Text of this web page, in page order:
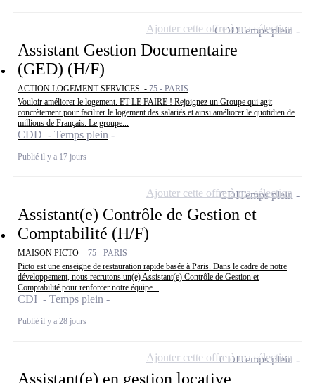
Assistant Gestion Documentaire
(GED) (H/F)
ACTION LOGEMENT SERVICES - 75 - PARIS
Vouloir améliorer le logement. ET LE FAIRE ! Rejoignez un Groupe qui agit
concrètement pour faciliter le logement des salariés et ainsi améliorer le quotidien de
millions de Français. Le groupe...
CDD - Temps plein
Publié il y a 17 jours
CDDTemps plein
Ajouter cette offre à ma sélection
Assistant(e) Contrôle de Gestion et
Comptabilité (H/F)
MAISON PICTO - 75 - PARIS
Picto est une enseigne de restauration rapide basée à Paris. Dans le cadre de notre
développement, nous recrutons un(e) Assistant(e) Contrôle de Gestion et
Comptabilité pour renforcer notre équipe...
CDI - Temps plein
Publié il y a 28 jours
CDITemps plein
Ajouter cette offre à ma sélection
Assistant(e) en gestion locative
CDITemps plein
Ajouter cette offre à ma sélection